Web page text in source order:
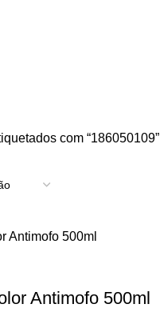
com “186050109”
Antimofo 500ml